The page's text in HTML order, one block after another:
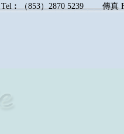
Tel︰（853）2870 5239傳真